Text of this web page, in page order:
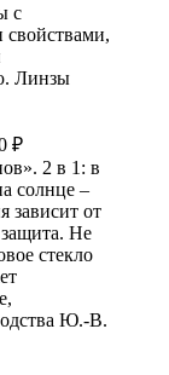
с
Линзы
₽
2 в 1: в
солнце –
зависит от
Не
стекло
Ю.-В.